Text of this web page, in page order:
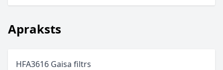
Apraksts
HFA3616 Gaisa filtrs